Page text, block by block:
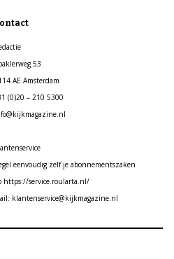
53
AE Amsterdam
(0)20 – 210 5300
eenvoudig zelf je abonnementszaken
https://service.roularta.nl/
klantenservice@kijkmagazine.nl